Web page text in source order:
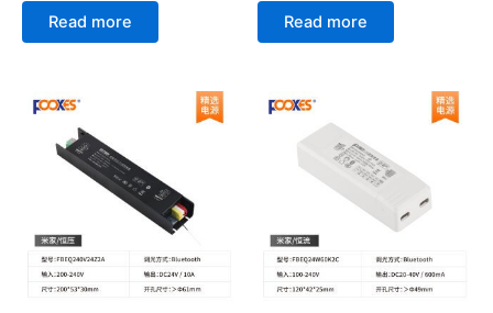
Read more Read more